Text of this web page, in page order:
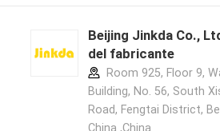
Beijing Jinkda Co.,
del fabricante
Room 925, Floor 9,
Building, No. 56, South
Road, Fengtai District,
China ,China